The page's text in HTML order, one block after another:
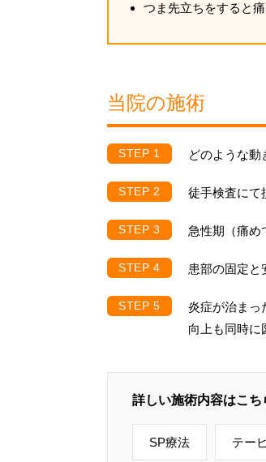
つま先立ちをすると
当院の施術
どのような動
徒手検査にて
急性期（痛め
患部の固定と
炎症が治まっ
向上も同時に
詳しい施術内容はこち
SP療法 テー